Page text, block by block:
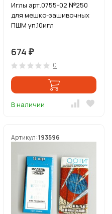
Иглы арт.0755-02 №250
для мешко-зашивочных
ПШМ уп.10игл
674 ₽
0
В наличии
Артикул:193596